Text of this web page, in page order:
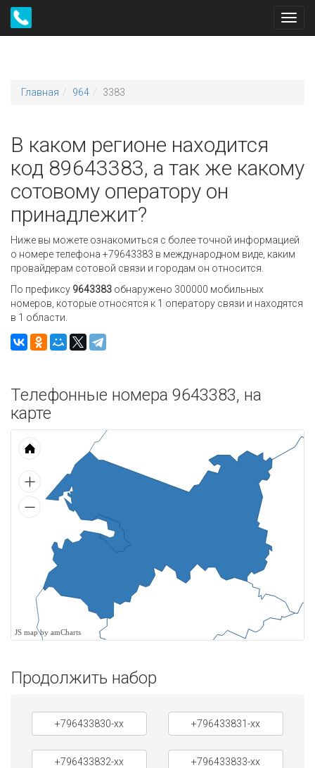
Главная 964 3383
В каком регионе находится
код 89643383, а так же какому
сотовому оператору он
принадлежит?
Ниже вы можете ознакомиться с более точной информацией
о номере телефона +79643383 в международном виде, каким
провайдерам сотовой связи и городам он относится.
По префиксу 9643383 обнаружено 300000 мобильных
номеров, которые относятся к 1 оператору связи и находятся
в 1 области.
Телефонные номера 9643383, на
карте
JS map by amCharts
Продолжить набор
+796433830-xx +796433831-xx
+796433832-xx +796433833-xx